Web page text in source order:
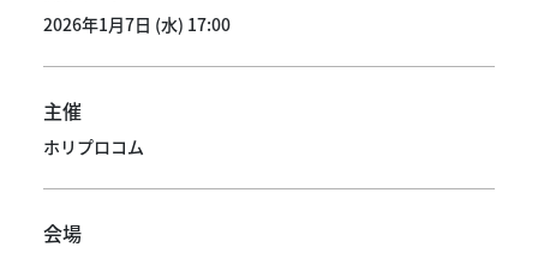
2026年1月7日 (水) 17:00
主催
ホリプロコム
会場